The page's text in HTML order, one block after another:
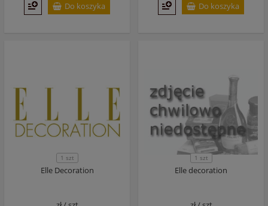
Do koszyka
Do koszyka
1 szt
Elle Decoration
1 szt
Elle decoration